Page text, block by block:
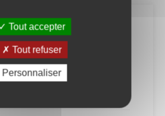
Tout accepter
Tout refuser
Personnaliser